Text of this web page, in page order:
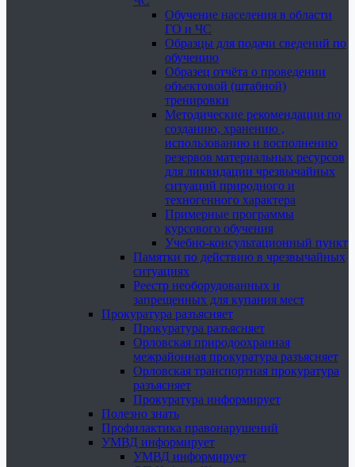
Обучение населения в области
ГО и ЧС
Образцы для подачи сведений по
обучению
Образец отчёта о проведении
объектовой (штабной)
тренировки
Методические рекомендации по
созданию, хранению ,
использованию и восполнению
резервов материальных ресурсов
для ликвидации чрезвычайных
ситуаций природного и
техногенного характера
Примерные программы
курсового обучения
Учебно-консультационный пункт
Памятки по действию в чрезвычайных
ситуациях
Реестр необорудованных и
запрещенных для купания мест
Прокуратура разъясняет
Прокуратура разъясняет
Орловская природоохранная
межрайонная прокуратура разъясняет
Орловская транспортная прокуратура
разъясняет
Прокуратура информирует
Полезно знать
Профилактика правонарушений
УМВД информирует
УМВД информирует